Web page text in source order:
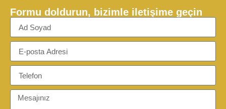
Formu doldurun, bizimle iletişime geçin